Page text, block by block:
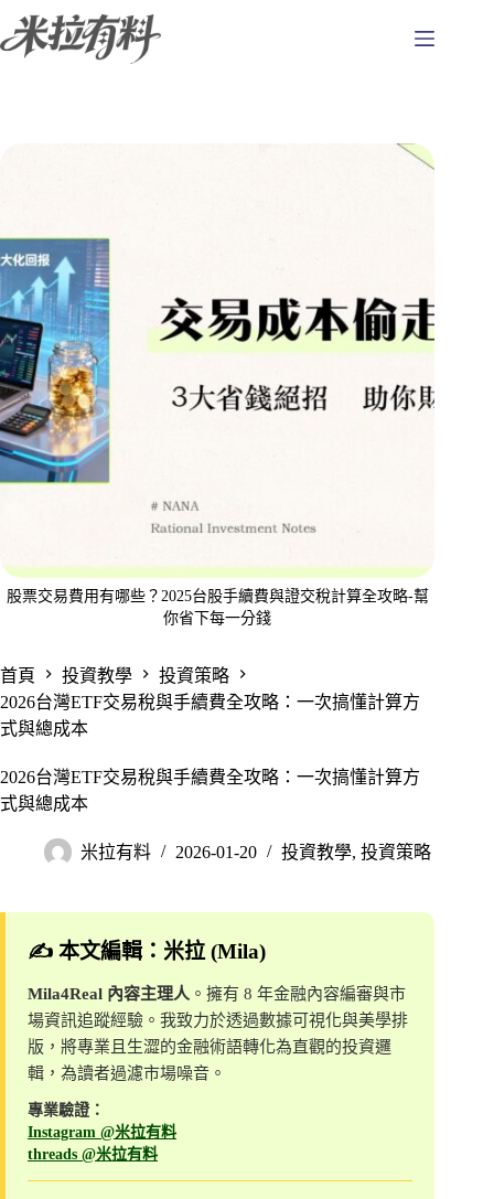
至
股票交易費用有哪些？2025台股手續費與證交稅計算全攻略-幫
你省下每一分錢
首頁 投資教學
投資策略
2026台灣ETF交易稅與手續費全攻略：一次搞懂計算方
式與總成本
2026台灣ETF交易稅與手續費全攻略：一次搞懂計算方
式與總成本
米拉有料 2026-01-20 投資教學, 投資策略
✍️ 本文編輯：米拉 (Mila)
Mila4Real 內容主理人 。擁有 8 年金融內容編審與市
場資訊追蹤經驗。我致力於透過數據可視化與美學排
版，將專業且生澀的金融術語轉化為直觀的投資邏
輯，為讀者過濾市場噪音。
專業驗證：
Instagram @米拉有料
threads @米拉有料